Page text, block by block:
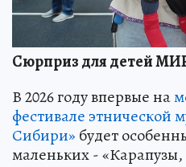
Сюрприз для детей
В 2026 году впервые на
фестивале этнической
Сибири» будет
маленьких -